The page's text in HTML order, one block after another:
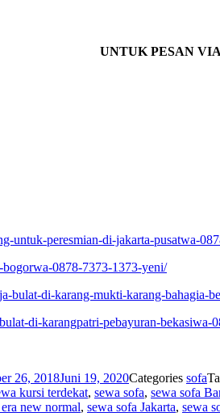
UNTUK PESAN
untuk-peresmian-di-jakarta-pusatwa-
0878-7373-1373-yeni/
bulat-di-karang-mukti-karang-bahagia-
di-karangpatri-pebayuran-
26, 2018Juni 19, 2020Categories sofa
kursi terdekat, sewa sofa, sewa sofa
new normal, sewa sofa Jakarta, sewa